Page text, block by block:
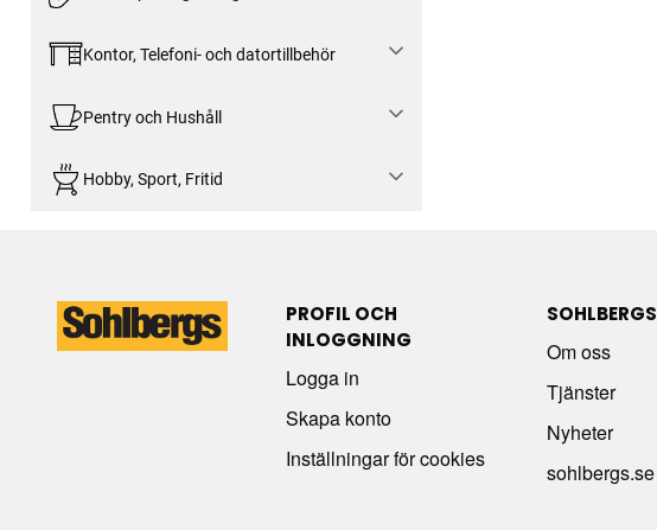
Kontor, Telefoni- och datortillbehör
Pentry och Hushåll
Hobby, Sport, Fritid
PROFIL OCH
INLOGGNING
Logga in
Skapa konto
Inställningar för cookies
SOHLBERGS
Om oss
Tjänster
Nyheter
sohlbergs.se